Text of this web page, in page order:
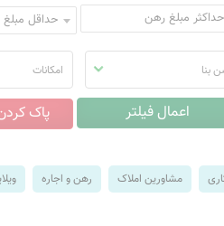
حداکثر مبلغ رهن حداقل مبلغ
بنا امکانات
مشاورین املاک رهن و اجاره